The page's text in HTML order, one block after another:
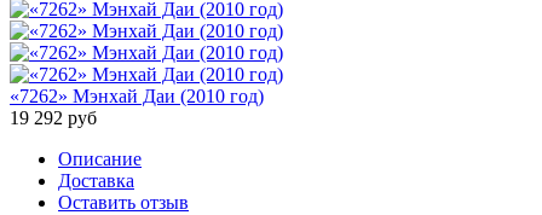
«7262» Мэнхай Даи (2010 год)
19 292 руб
Описание
Доставка
Оставить отзыв